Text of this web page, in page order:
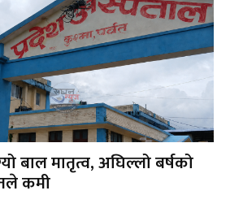
बाल मातृत्व, अघिल्लो बर्षको
कमी